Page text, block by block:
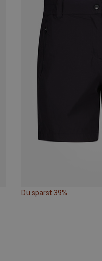
Du sparst 39%